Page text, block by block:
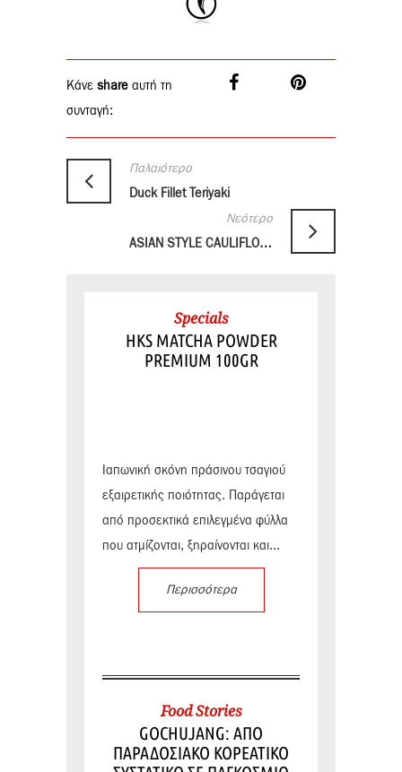
Κάνε share αυτή τη
συνταγή:
Παλαιότερο
Duck Fillet Teriyaki
Νεότερο
ASIAN STYLE CAULIFLOWER
Specials
HKS MATCHA POWDER
PREMIUM 100GR
Ιαπωνική σκόνη πράσινου τσαγιού
εξαιρετικής ποιότητας. Παράγεται
από προσεκτικά επιλεγμένα φύλλα
που ατμίζονται, ξηραίνονται και...
Περισσότερα
Food Stories
GOCHUJANG: ΑΠΟ
ΠΑΡΑΔΟΣΙΑΚΟ ΚΟΡΕΑΤΙΚΟ